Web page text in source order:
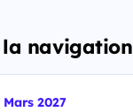
la navigation
Mars 2027